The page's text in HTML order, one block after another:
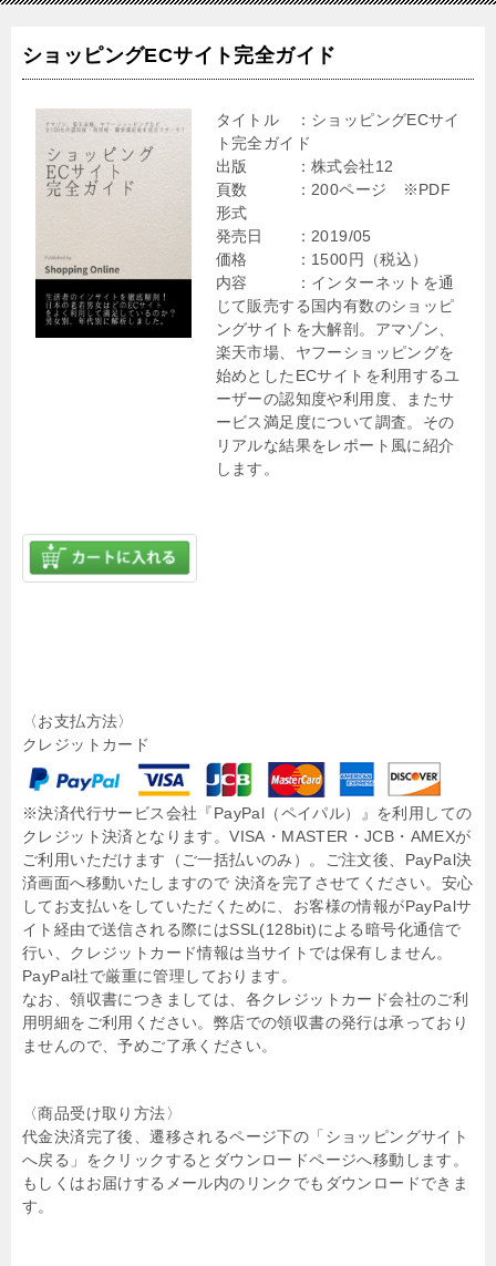
ショッピングECサイト完全ガイド
タイトル ：ショッピングECサイ
ト完全ガイド
出版 ：株式会社12
頁数 ：200ページ ※PDF
形式
発売日 ：2019/05
価格 ：1500円（税込）
内容 ：インターネットを通
じて販売する国内有数のショッピ
ングサイトを大解剖。アマゾン、
楽天市場、ヤフーショッピングを
始めとしたECサイトを利用するユ
ーザーの認知度や利用度、またサ
ービス満足度について調査。その
リアルな結果をレポート風に紹介
します。
〈お支払方法〉
クレジットカード
※決済代行サービス会社『PayPal（ペイパル）』を利用しての
クレジット決済となります。VISA・MASTER・JCB・AMEXが
ご利用いただけます（ご一括払いのみ）。ご注文後、PayPal決
済画面へ移動いたしますので 決済を完了させてください。安心
してお支払いをしていただくために、お客様の情報がPayPalサ
イト経由で送信される際にはSSL(128bit)による暗号化通信で
行い、クレジットカード情報は当サイトでは保有しません。
PayPal社で厳重に管理しております。
なお、領収書につきましては、各クレジットカード会社のご利
用明細をご利用ください。弊店での領収書の発行は承っており
ませんので、予めご了承ください。
〈商品受け取り方法〉
代金決済完了後、遷移されるページ下の「ショッピングサイト
へ戻る」をクリックするとダウンロードページへ移動します。
もしくはお届けするメール内のリンクでもダウンロードできま
す。